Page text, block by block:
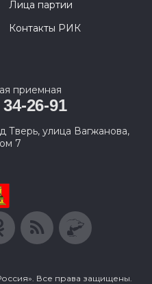
Лица партии
Контакты РИК
приемная
26-91
Тверь, улица Вагжанова,
7
Все права защищены.